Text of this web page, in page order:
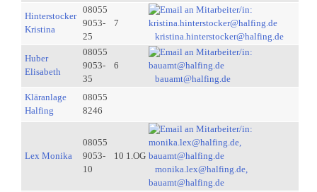
Hinterstocker
Kristina
08055
9053-
25
7
kristina.hinterstocker@halfing.de
Huber
Elisabeth
08055
9053-
35
6
bauamt@halfing.de
Kläranlage
Halfing
08055
8246
Lex Monika
08055
9053-
10
10 1.OG
monika.lex@halfing.de,
bauamt@halfing.de